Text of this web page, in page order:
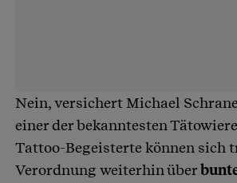
Nein, versichert Michael
einer der bekanntesten
Tattoo-Begeisterte können sich
Verordnung weiterhin über